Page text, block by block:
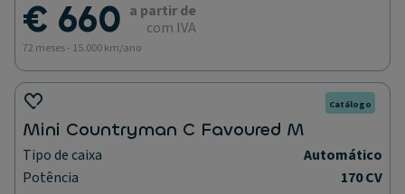
€ 660 a partir de
com IVA
72 meses - 15.000 km/ano
Catálogo
Mini Countryman C Favoured M
Tipo de caixa
Automático
Potência
170 CV